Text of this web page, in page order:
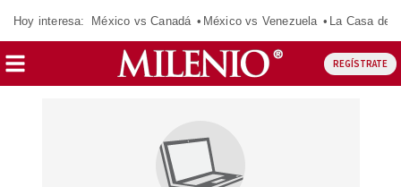
Hoy interesa: México vs Canadá México vs Venezuela La Casa de
REGÍSTRATE